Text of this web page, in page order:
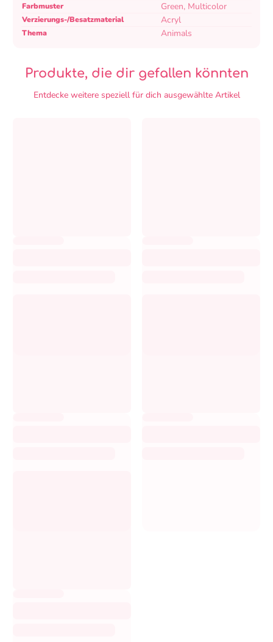
Farbmuster Green, Multicolor
Verzierungs-/Besatzmaterial Acryl
Thema Animals
Produkte, die dir gefallen könnten
Entdecke weitere speziell für dich ausgewählte Artikel